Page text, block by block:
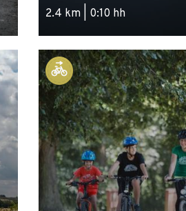
2.4 km | 0:10 hh